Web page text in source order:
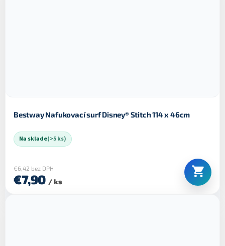
Bestway Nafukovací surf Disney® Stitch 114 x 46cm
Na sklade(>5 ks)
€6,42 bez DPH
€7,90 / ks